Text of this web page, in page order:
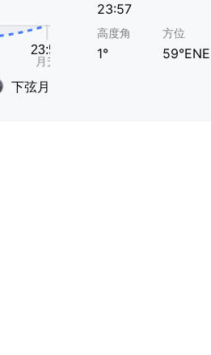
下弦月
23:57
高度角
1°
方位
59°ENE